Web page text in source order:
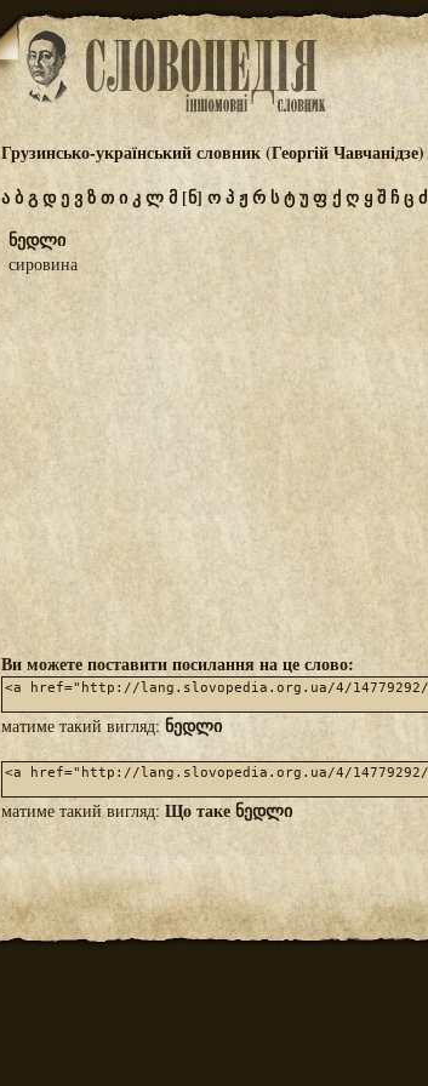
Грузинсько-український словник (Георгій Чавчанідзе)
აბგდევზთიკლმ [ნ] ოპჟრსტუფქღყშჩცძ
ნედლი
сировина
Ви можете поставити посилання на це слово:
матиме такий вигляд: ნედლი
матиме такий вигляд:Що таке ნედლი